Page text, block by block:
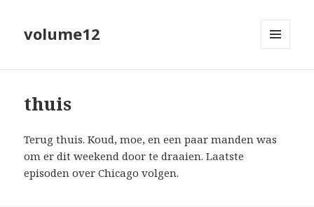
volume12
thuis
Terug thuis. Koud, moe, en een paar manden was
om er dit weekend door te draaien. Laatste
episoden over Chicago volgen.